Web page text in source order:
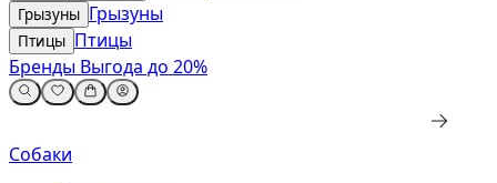
Грызуны Грызуны
Птицы Птицы
Бренды Выгода до 20%
Собаки